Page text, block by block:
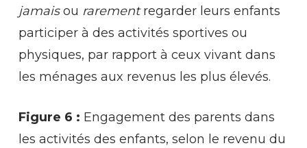
jamaisou rarementregarder leurs enfants
participer à des activités sportives ou
physiques, par rapport à ceux vivant dans
les ménages aux revenus les plus élevés.
Figure 6 : Engagement des parents dans
les activités des enfants, selon le revenu du